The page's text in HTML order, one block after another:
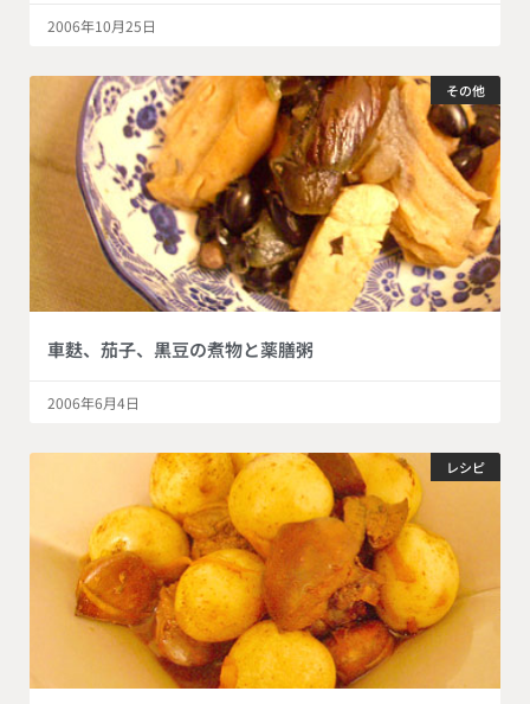
2006年10月25日
その他
車麩、茄子、黒豆の煮物と薬膳粥
2006年6月4日
レシピ